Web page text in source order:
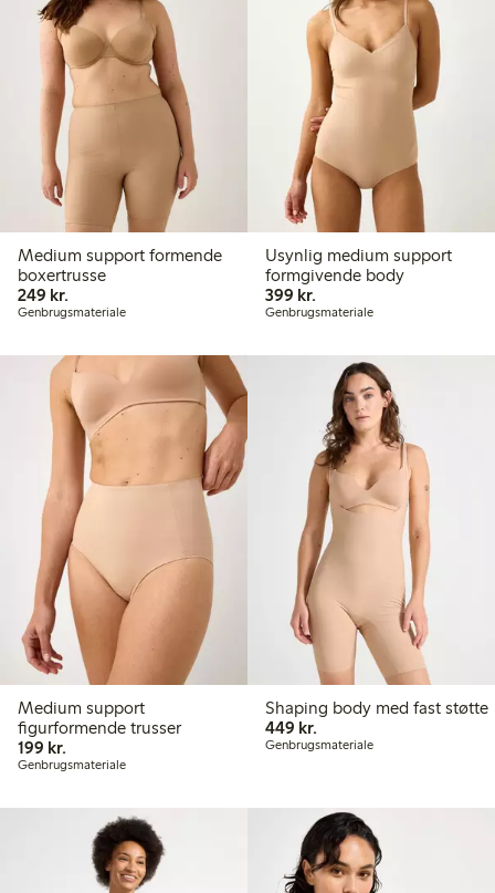
Medium support formende
boxertrusse
249 kr.
Genbrugsmateriale
Usynlig medium support
formgivende body
399 kr.
Genbrugsmateriale
Medium support
figurformende trusser
199 kr.
Genbrugsmateriale
Shaping body med fast støtte
449 kr.449,00 kr.
Genbrugsmateriale